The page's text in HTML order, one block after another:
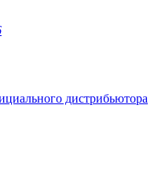
дистрибьютора